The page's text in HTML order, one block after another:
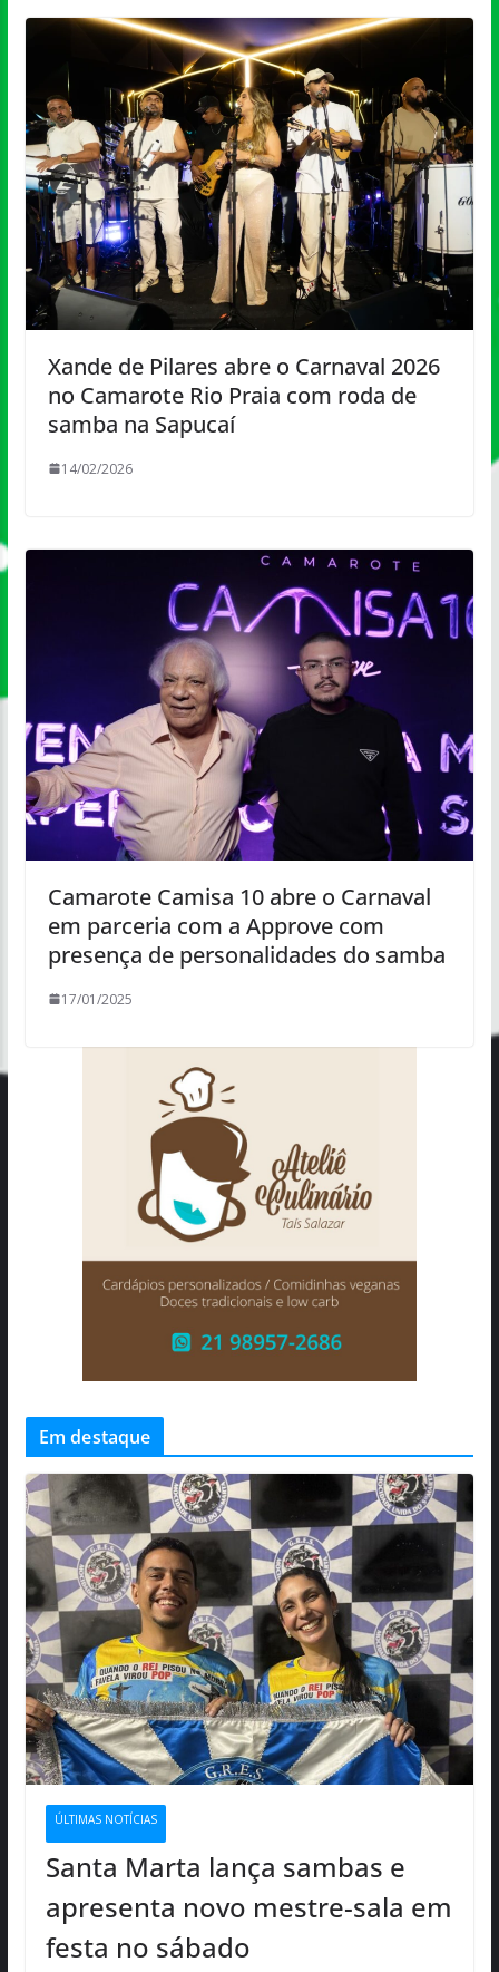
Xande de Pilares abre o Carnaval 2026
no Camarote Rio Praia com roda de
samba na Sapucaí
14/02/2026
Camarote Camisa 10 abre o Carnaval
em parceria com a Approve com
presença de personalidades do samba
17/01/2025
Em destaque
ÚLTIMAS NOTÍCIAS
Santa Marta lança sambas e
apresenta novo mestre-sala em
festa no sábado